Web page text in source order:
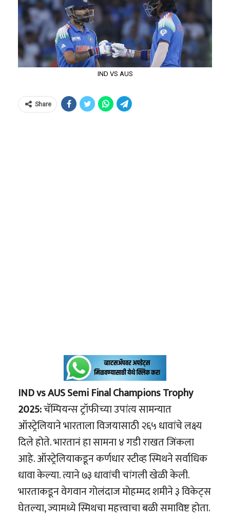
IND VS AUS
Share
IND vs AUS Semi Final Champions Trophy
2025:चॅम्पियन्स ट्रॉफीच्या उपांत्य सामन्यात
ऑस्ट्रेलियाने भारताला विजयासाठी २६५ धावांचे लक्ष्य
दिले होते. भारतानं हा सामना ४ गडी राखत जिंकला
आहे. ऑस्ट्रेलियाकडून कर्णधार स्टीव्ह स्मिथने सर्वाधिक
धावा केल्या. त्याने ७३ धावांची चांगली खेळी केली.
भारताकडून वेगवान गोलंदाज मोहम्मद शमीने ३ विकेट्स
घेतल्या, ज्यामध्ये स्मिथचा महत्त्वाचा बळी समाविष्ट होता.